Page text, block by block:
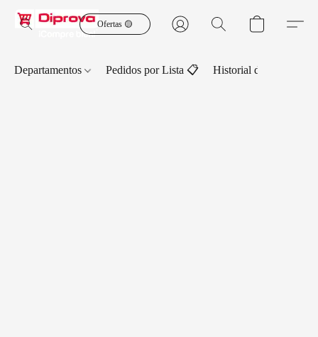
Ofertas 🟡
Departamentos Pedidos por Lista 📋 Historial de Pedidos